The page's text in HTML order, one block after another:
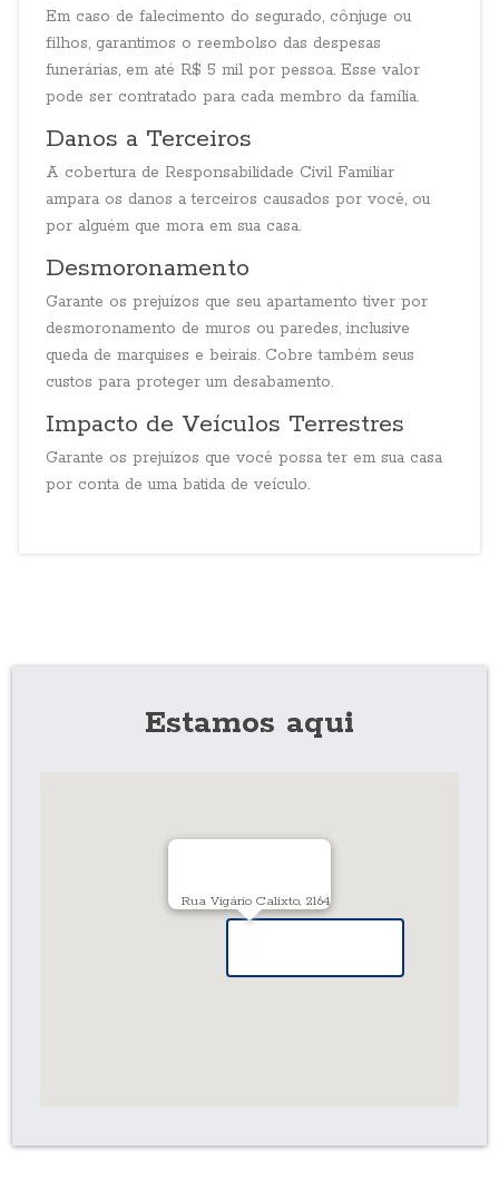
Em caso de falecimento do segurado, cônjuge ou
filhos, garantimos o reembolso das despesas
funerárias, em até R$ 5 mil por pessoa. Esse valor
pode ser contratado para cada membro da família.
Danos a Terceiros
A cobertura de Responsabilidade Civil Familiar
ampara os danos a terceiros causados por você, ou
por alguém que mora em sua casa.
Desmoronamento
Garante os prejuízos que seu apartamento tiver por
desmoronamento de muros ou paredes, inclusive
queda de marquises e beirais. Cobre também seus
custos para proteger um desabamento.
Impacto de Veículos Terrestres
Garante os prejuízos que você possa ter em sua casa
por conta de uma batida de veículo.
Estamos aqui
Rua Vigário Calixto, 2164